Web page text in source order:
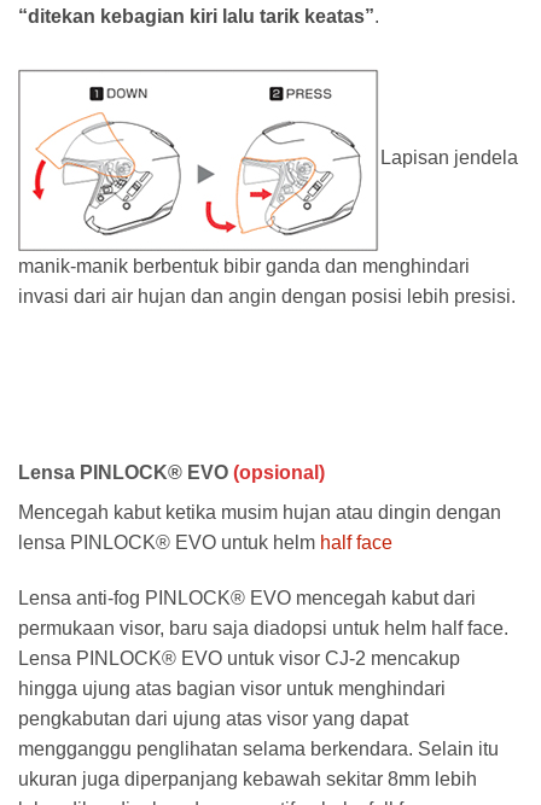
“ditekan kebagian kiri lalu tarik keatas”.
Lapisan jendela
manik-manik berbentuk bibir ganda dan menghindari
invasi dari air hujan dan angin dengan posisi lebih presisi.
Lensa PINLOCK® EVO (opsional)
Mencegah kabut ketika musim hujan atau dingin dengan
lensa PINLOCK® EVO untuk helm half face
Lensa anti-fog PINLOCK® EVO mencegah kabut dari
permukaan visor, baru saja diadopsi untuk helm half face.
Lensa PINLOCK® EVO untuk visor CJ-2 mencakup
hingga ujung atas bagian visor untuk menghindari
pengkabutan dari ujung atas visor yang dapat
mengganggu penglihatan selama berkendara. Selain itu
ukuran juga diperpanjang kebawah sekitar 8mm lebih